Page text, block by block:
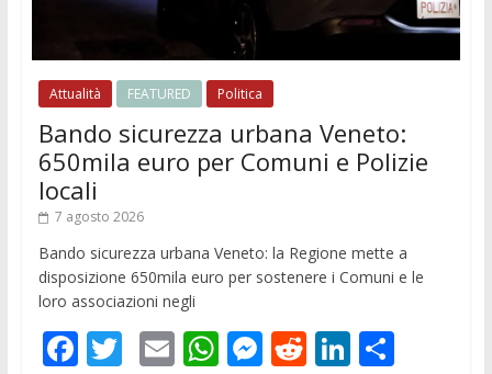
Attualità FEATURED Politica
Bando sicurezza urbana Veneto:
650mila euro per Comuni e Polizie
locali
7 agosto 2026
Bando sicurezza urbana Veneto: la Regione mette a
disposizione 650mila euro per sostenere i Comuni e le
loro associazioni negli
F T E W M R Li C